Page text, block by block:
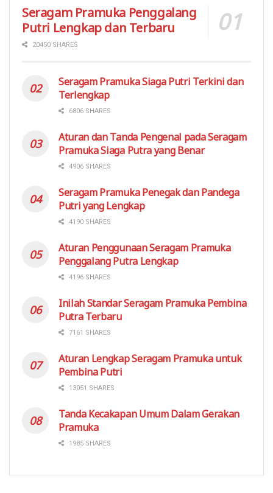
Seragam Pramuka Penggalang
Putri Lengkap dan Terbaru
20450 SHARES
Seragam Pramuka Siaga Putri Terkini dan
Terlengkap
6806 SHARES
Aturan dan Tanda Pengenal pada Seragam
Pramuka Siaga Putra yang Benar
4906 SHARES
Seragam Pramuka Penegak dan Pandega
Putri yang Lengkap
4190 SHARES
Aturan Penggunaan Seragam Pramuka
Penggalang Putra Lengkap
4196 SHARES
Inilah Standar Seragam Pramuka Pembina
Putra Terbaru
7161 SHARES
Aturan Lengkap Seragam Pramuka untuk
Pembina Putri
13051 SHARES
Tanda Kecakapan Umum Dalam Gerakan
Pramuka
1985 SHARES